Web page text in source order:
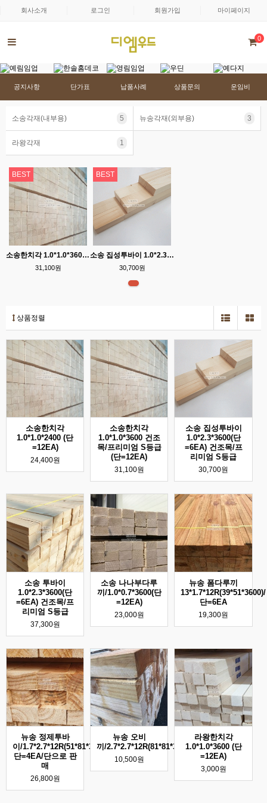
회사소개 로그인 회원가입 마이페이지
0
공지사항 단가표 납품사례 상품문의 운임비
소송각재(내부용) 5 뉴송각재(외부용) 3
라왕각재 1
BEST
소송한치각 1.0*1.0*3600 건조목/프리미엄 S등급 (단=12EA)
31,100원
BEST
소송 집성투바이 1.0*2.3*3600(단=6EA) 건조목/프리미엄 S등급
30,700원
상품정렬
소송한치각
1.0*1.0*2400 (단
=12EA)
24,400원
소송한치각
1.0*1.0*3600 건조
목/프리미엄 S등급
(단=12EA)
31,100원
소송 집성투바이
1.0*2.3*3600(단
=6EA) 건조목/프
리미엄 S등급
30,700원
소송 투바이
1.0*2.3*3600(단
=6EA) 건조목/프
리미엄 S등급
37,300원
소송 나나부다루
끼/1.0*0.7*3600(단
=12EA)
23,000원
뉴송 폼다루끼
13*1.7*12R(39*51*3600)/
단=6EA
19,300원
뉴송 정제투바
이/1.7*2.7*12R(51*81*3600)/
단=4EA/단으로 판
매
26,800원
뉴송 오비
끼/2.7*2.7*12R(81*81*3600)
10,500원
라왕한치각
1.0*1.0*3600 (단
=12EA)
3,000원